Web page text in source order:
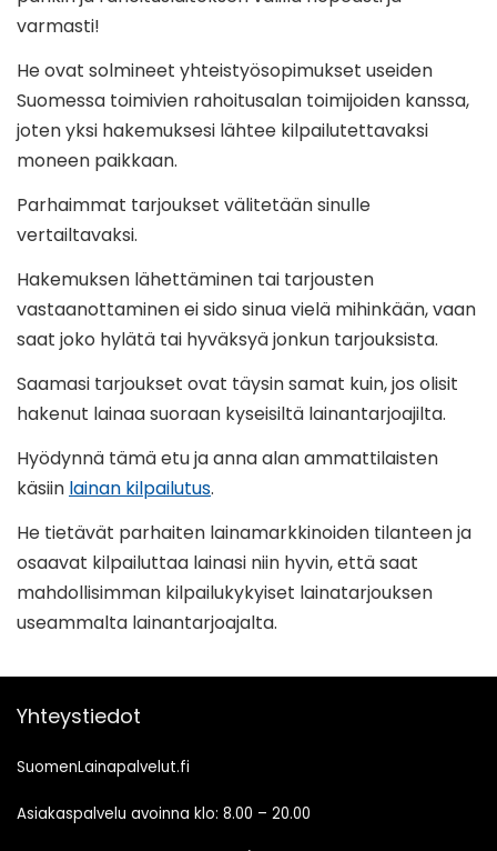
varmasti!
He ovat solmineet yhteistyösopimukset useiden
Suomessa toimivien rahoitusalan toimijoiden kanssa,
joten yksi hakemuksesi lähtee kilpailutettavaksi
moneen paikkaan.
Parhaimmat tarjoukset välitetään sinulle
vertailtavaksi.
Hakemuksen lähettäminen tai tarjousten
vastaanottaminen ei sido sinua vielä mihinkään, vaan
saat joko hylätä tai hyväksyä jonkun tarjouksista.
Saamasi tarjoukset ovat täysin samat kuin, jos olisit
hakenut lainaa suoraan kyseisiltä lainantarjoajilta.
Hyödynnä tämä etu ja anna alan ammattilaisten
käsiin lainan kilpailutus.
He tietävät parhaiten lainamarkkinoiden tilanteen ja
osaavat kilpailuttaa lainasi niin hyvin, että saat
mahdollisimman kilpailukykyiset lainatarjouksen
useammalta lainantarjoajalta.
Yhteystiedot
SuomenLainapalvelut.fi
Asiakaspalvelu avoinna klo: 8.00 – 20.00